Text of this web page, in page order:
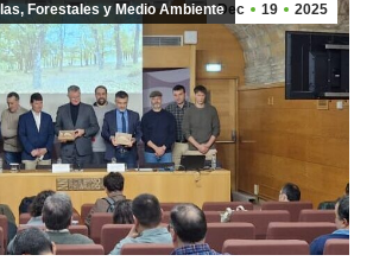
Dec 19 2025
Forestales y Medio Ambiente